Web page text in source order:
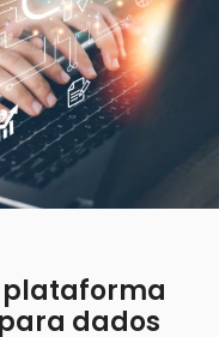
dados